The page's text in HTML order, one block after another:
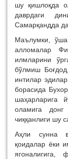
шу қишлоқда
даврдаги
Самарқандда
Маълумки,
алломалар
илмларини
бўлмиш
интилар
борасида
оламига
чиққанлиги шу
Аҳли сунна
қоидалар ёки
ягоналигига,